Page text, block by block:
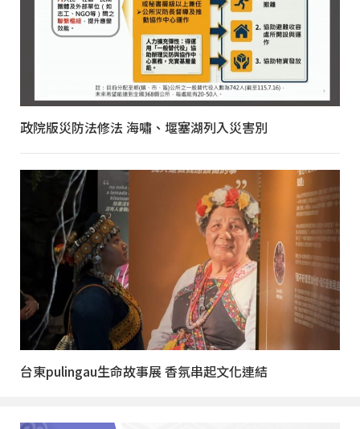
政院版災防法修法 海嘯、堰塞湖列入災害別
台東pulingau生命故事展 香氛串起文化連結